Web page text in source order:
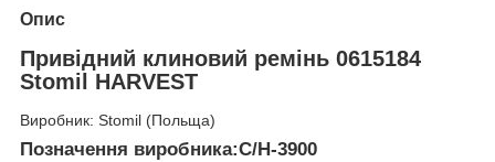
Опис
Привідний клиновий ремінь 0615184
Stomil HARVEST
Виробник: Stomil (Польща)
Позначення виробника:C/H-3900